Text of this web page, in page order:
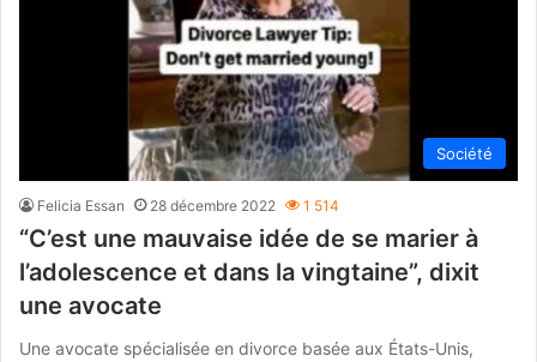
Société
Felicia Essan 28 décembre 2022 1 514
“C’est une mauvaise idée de se marier à
l’adolescence et dans la vingtaine”, dixit
une avocate
Une avocate spécialisée en divorce basée aux États-Unis,